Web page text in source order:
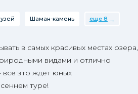
Шаман-камень еще 8
в самых красивых местах озера,
видами и отлично
все это ждет юных
туре!